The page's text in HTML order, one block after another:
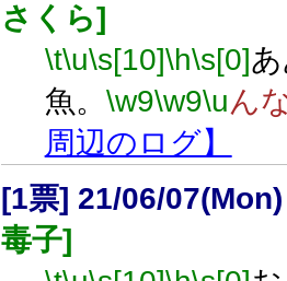
さくら]
\t\u\s[10]\h\s[0]
魚。 \w9\w9\uん
周辺のログ】
[1票] 21/06/
毒子]